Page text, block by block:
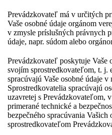
Prevádzkovateľ má v určitých
Vaše osobné údaje orgánom
v zmysle príslušných právnych
údaje, napr. súdom alebo
Prevádzkovateľ poskytuje Vaše
svojím sprostredkovateľom, t. j.
spracúvajú Vaše osobné údaje
Sprostredkovatelia spracúvajú
uzavretej s Prevádzkovateľom,
primerané technické a
bezpečného spracúvania
sprostredkovateľom